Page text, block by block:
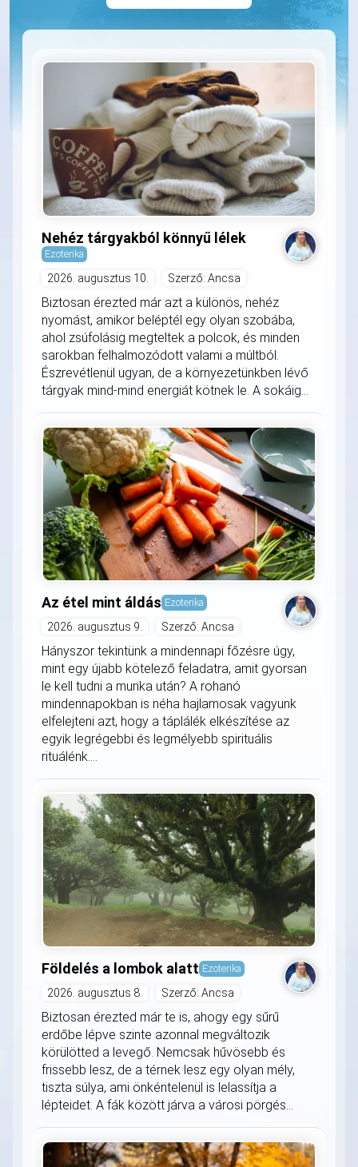
Nehéz tárgyakból könnyű lélek
Ezoterika
2026. augusztus 10. Szerző: Ancsa
Biztosan érezted már azt a különös, nehéz
nyomást, amikor beléptél egy olyan szobába,
ahol zsúfolásig megteltek a polcok, és minden
sarokban felhalmozódott valami a múltból.
Észrevétlenül ugyan, de a környezetünkben lévő
tárgyak mind-mind energiát kötnek le. A sokáig...
Az étel mint áldás Ezoterika
2026. augusztus 9. Szerző: Ancsa
Hányszor tekintünk a mindennapi főzésre úgy,
mint egy újabb kötelező feladatra, amit gyorsan
le kell tudni a munka után? A rohanó
mindennapokban is néha hajlamosak vagyunk
elfelejteni azt, hogy a táplálék elkészítése az
egyik legrégebbi és legmélyebb spirituális
rituálénk....
Földelés a lombok alatt Ezoterika
2026. augusztus 8. Szerző: Ancsa
Biztosan érezted már te is, ahogy egy sűrű
erdőbe lépve szinte azonnal megváltozik
körülötted a levegő. Nemcsak hűvösebb és
frissebb lesz, de a térnek lesz egy olyan mély,
tiszta súlya, ami önkéntelenül is lelassítja a
lépteidet. A fák között járva a városi pörgés...